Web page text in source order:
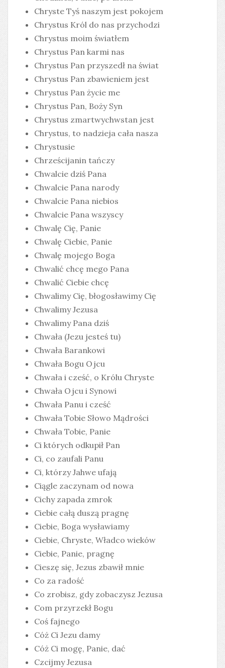
Chryste Tyś naszym jest pokojem
Chrystus Król do nas przychodzi
Chrystus moim światłem
Chrystus Pan karmi nas
Chrystus Pan przyszedł na świat
Chrystus Pan zbawieniem jest
Chrystus Pan życie me
Chrystus Pan, Boży Syn
Chrystus zmartwychwstan jest
Chrystus, to nadzieja cała nasza
Chrystusie
Chrześcijanin tańczy
Chwalcie dziś Pana
Chwalcie Pana narody
Chwalcie Pana niebios
Chwalcie Pana wszyscy
Chwalę Cię, Panie
Chwalę Ciebie, Panie
Chwalę mojego Boga
Chwalić chcę mego Pana
Chwalić Ciebie chcę
Chwalimy Cię, błogosławimy Cię
Chwalimy Jezusa
Chwalimy Pana dziś
Chwała (Jezu jesteś tu)
Chwała Barankowi
Chwała Bogu Ojcu
Chwała i cześć, o Królu Chryste
Chwała Ojcu i Synowi
Chwała Panu i cześć
Chwała Tobie Słowo Mądrości
Chwała Tobie, Panie
Ci których odkupił Pan
Ci, co zaufali Panu
Ci, którzy Jahwe ufają
Ciągle zaczynam od nowa
Cichy zapada zmrok
Ciebie całą duszą pragnę
Ciebie, Boga wysławiamy
Ciebie, Chryste, Władco wieków
Ciebie, Panie, pragnę
Cieszę się, Jezus zbawił mnie
Co za radość
Co zrobisz, gdy zobaczysz Jezusa
Com przyrzekł Bogu
Coś fajnego
Cóż Ci Jezu damy
Cóż Ci mogę, Panie, dać
Czcijmy Jezusa